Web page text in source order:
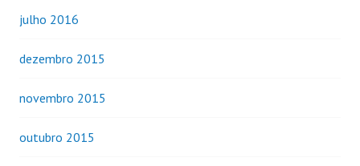
julho 2016
dezembro 2015
novembro 2015
outubro 2015